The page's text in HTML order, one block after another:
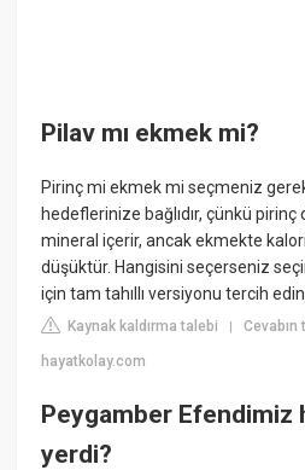
Pilav mı ekmek mi?
Pirinç mi ekmek mi seçmeniz
hedeflerinize bağlıdır, çünkü
mineral içerir, ancak ekmekte
düşüktür. Hangisini seçerseniz
için tam tahıllı versiyonu tercih
Kaynak kaldırma talebi |Cevabın
hayatkolay.com
Peygamber Efendimiz
yerdi?